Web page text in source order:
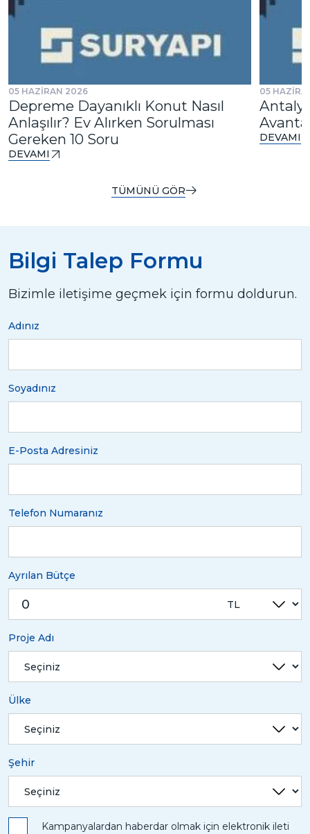
05 HAZİRAN 2026
Depreme Dayanıklı Konut Nasıl
Anlaşılır? Ev Alırken Sorulması
Gereken 10 Soru
DEVAMI
05
DEVAMI
TÜMÜNÜ GÖR
Bilgi Talep Formu
Bizimle iletişime geçmek için formu doldurun.
Adınız
Soyadınız
E-Posta Adresiniz
Telefon Numaranız
Ayrılan Bütçe
Proje Adı
Ülke
Şehir
Kampanyalardan haberdar olmak için elektronik ileti